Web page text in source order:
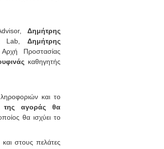
Δημήτρης
Lab, Δημήτρης
Προστασίας
καθηγητής
και το
της αγοράς θα
θα ισχύει το
στους πελάτες